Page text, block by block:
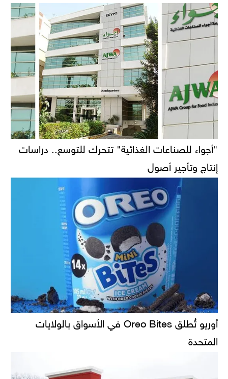
"أجواء للصناعات الغذائية" تتحرك للتوسع.. دراسات
إنتاج وتأجير أصول
أوريو تُطلق Oreo Bites في الأسواق بالولايات
المتحدة